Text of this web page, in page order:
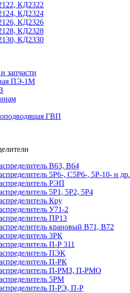
КД2322
КД2324
КД2326
КД2328
КД2330
запчасти
ПЭ-1М
ГВП
В63, В64
5Р6-, С5Р6-, 5Р-10- и др.
РЭП
5Р1, 5Р2, 5Р4
Кру
У71-2
ПР13
крановый В71, В72
3РК
П-Р 311
ПЭК
П-РК
П-РМЗ, П-РМО
5РМ
П-РЭ, П-Р